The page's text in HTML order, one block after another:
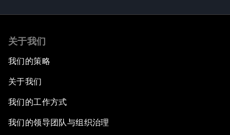
关于我们
我们的策略
关于我们
我们的工作方式
我们的领导团队与组织治理